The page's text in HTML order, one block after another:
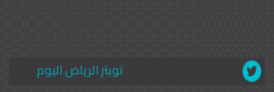
تويتر الرياض اليوم